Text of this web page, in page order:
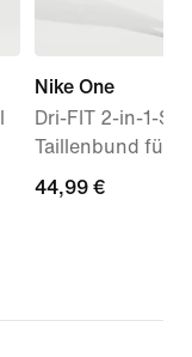
Nike One
Dri-FIT 2-in-1-
Taillenbund für
44,99 €
44,99 €